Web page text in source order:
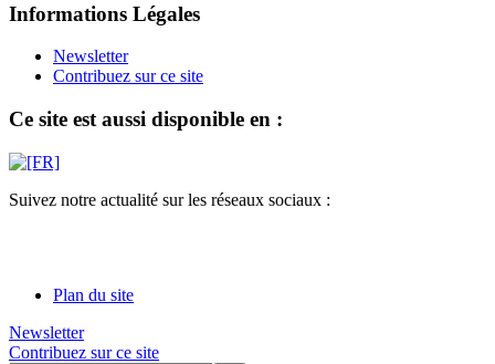
Informations Légales
Newsletter
Contribuez sur ce site
Ce site est aussi disponible en :
Suivez notre actualité sur les réseaux sociaux :
Plan du site
Newsletter
Contribuez sur ce site